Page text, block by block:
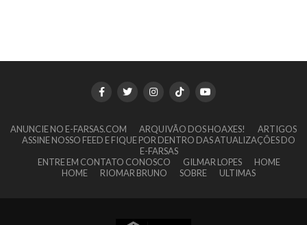
ANUNCIE NO E-FARSAS.COM ARQUIVÃO DOS HOAXES!
ARTIGOS
ASSINE NOSSO FEED E FIQUE POR DENTRO DAS ATUALIZAÇÕES DO
E-FARSAS
ENTRE EM CONTATO CONOSCO
GILMAR LOPES
HOME
HOME
RIOMAR BRUNO SOBRE ULTIMAS